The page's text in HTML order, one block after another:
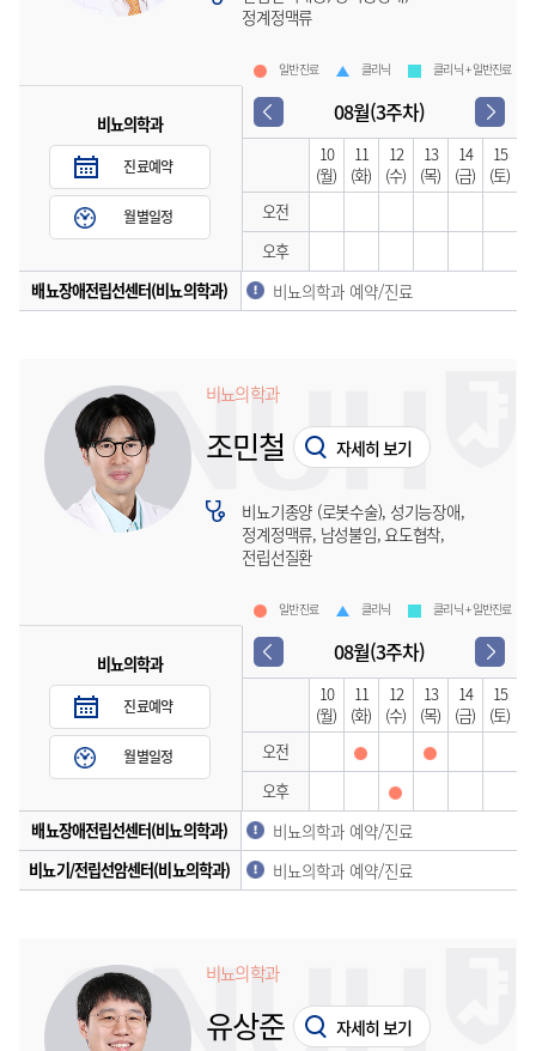
정계정맥류
일반진료 클리닉 클리닉 + 일반진료
비뇨의학과
진료예약
월별일정
08월(3주차)
10
(월)
11
(화)
12
(수)
13
(목)
14
(금)
15
(토)
오전
오후
배뇨장애전립선센터(비뇨의학과)
비뇨의학과 예약/진료
비뇨의학과
조민철 자세히 보기
비뇨기종양 (로봇수술), 성기능장애,
정계정맥류, 남성불임, 요도협착,
전립선질환
일반진료 클리닉 클리닉 + 일반진료
비뇨의학과
진료예약
월별일정
08월(3주차)
10
(월)
11
(화)
12
(수)
13
(목)
14
(금)
15
(토)
오전
오후
배뇨장애전립선센터(비뇨의학과)
비뇨의학과 예약/진료
비뇨기/전립선암센터(비뇨의학과) 비뇨의학과 예약/진료
비뇨의학과
유상준 자세히 보기